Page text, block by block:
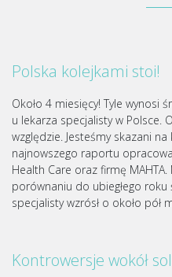
Polska kolejkami stoi!
Około 4 miesięcy! Tyle wynosi
u lekarza specjalisty w Polsce.
względzie. Jesteśmy skazani
najnowszego raportu
Health Care oraz firmę
porównaniu do ubiegłego
specjalisty wzrósł o około pół
Kontrowersje wokół